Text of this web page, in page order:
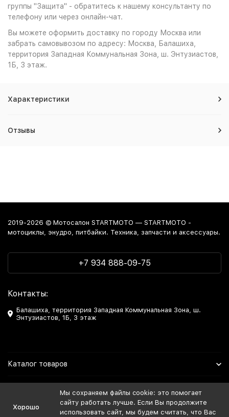
группы "Защита" - обратитесь к нашему консультанту по
телефону или через онлайн-чат.
Вы можете оформить доставку по городу Москва или
забрать самовывозом по адресу: Москва, Балашиха,
территория Западная Коммунальная Зона, ш. Энтузиастов,
1Б, 3 этаж.
Характеристики
Отзывы
2019-2026 © Мотосалон STARTMOTO — STARTMOTO -
мотоциклы, энудро, питбайки. Техника, запчасти и аксессуары.
+7 934 888-09-75
Контакты:
Балашиха, территория Западная Коммунальная Зона, ш.
Энтузиастов, 1Б, 3 этаж
Каталог товаров
Мы в Соцсетях
Хорошо
Мы сохраняем файлы cookie: это помогает
сайту работать лучше. Если Вы продолжите
использовать сайт, мы будем считать, что Вас